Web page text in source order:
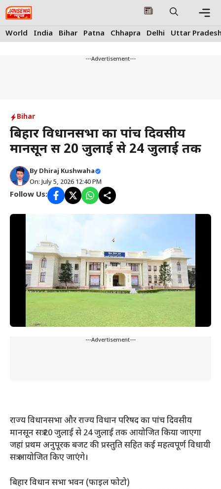
Skip
to
content
World India Bihar Patna Chhapra Delhi Uttar
---Advertisement---
Bihar
बिहार विधानसभा का पांच दिवसीय
मानसून सत्र 20 जुलाई से 24 जुलाई तक
By Dhiraj Kushwaha
On: July 5, 2026 12:40 PM
Follow Us:
---Advertisement---
राज्य विधानसभा और राज्य विधान परिषद का पांच दिवसीय
मानसून सत्र 20 जुलाई से 24 जुलाई तक आयोजित किया जाएगा
जहां प्रथम अनुपूरक बजट की प्रस्तुति सहित कई महत्वपूर्ण विधायी
सत्र आयोजित किए जाएंगे।
बिहार विधान सभा भवन (फाइल फोटो)